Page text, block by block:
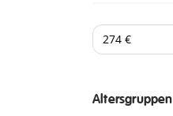
Altersgruppen